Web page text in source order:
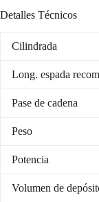
Detalles Técnicos
Cilindrada
Long. espada
Pase de cadena
Peso
Potencia
Volumen de